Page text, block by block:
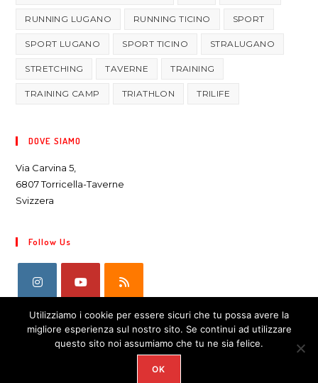
RUNNING LUGANO RUNNING TICINO SPORT
SPORT LUGANO SPORT TICINO STRALUGANO
STRETCHING TAVERNE TRAINING
TRAINING CAMP TRIATHLON TRILIFE
DOVE SIAMO
Via Carvina 5,
6807 Torricella-Taverne
Svizzera
Follow Us
Utilizziamo i cookie per essere sicuri che tu possa avere la
migliore esperienza sul nostro sito. Se continui ad utilizzare
questo sito noi assumiamo che tu ne sia felice.
OK